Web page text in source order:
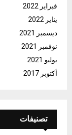
فبراير 2022
يناير 2022
ديسمبر 2021
نوفمبر 2021
يوليو 2021
أكتوبر 2017
تصنيفات